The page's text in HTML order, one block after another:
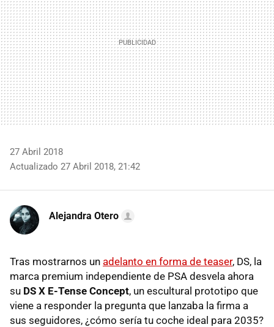
27 Abril 2018
Actualizado 27 Abril 2018, 21:42
Alejandra Otero
Tras mostrarnos un adelanto en forma de teaser, DS, la
marca premium independiente de PSA desvela ahora
su DS X E-Tense Concept, un escultural prototipo que
viene a responder la pregunta que lanzaba la firma a
sus seguidores, ¿cómo sería tu coche ideal para 2035?